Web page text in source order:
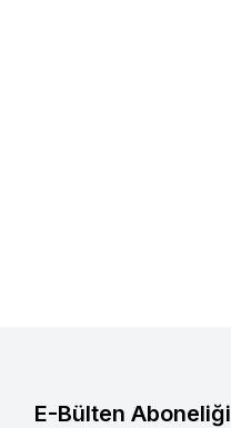
E-Bülten Aboneliği